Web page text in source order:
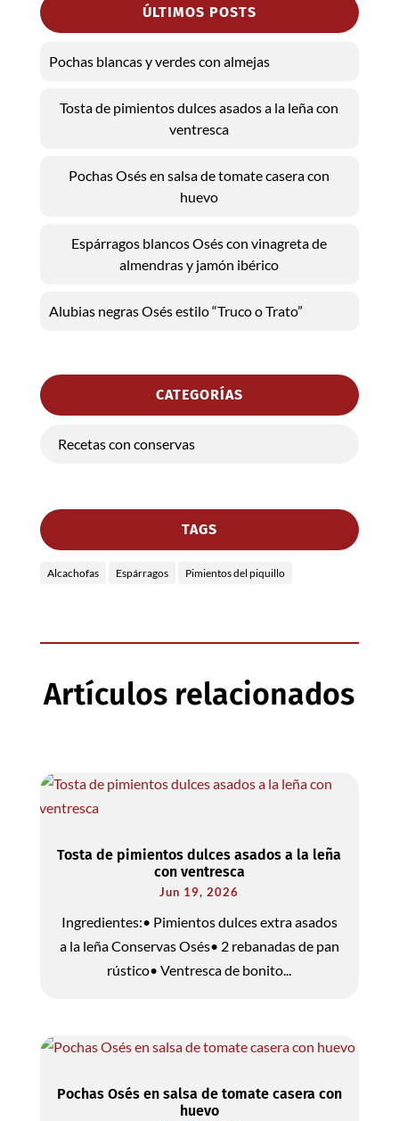
ÚLTIMOS POSTS
Pochas blancas y verdes con almejas
Tosta de pimientos dulces asados a la leña con
ventresca
Pochas Osés en salsa de tomate casera con
huevo
Espárragos blancos Osés con vinagreta de
almendras y jamón ibérico
Alubias negras Osés estilo “Truco o Trato”
CATEGORÍAS
Recetas con conservas
TAGS
Alcachofas Espárragos Pimientos del piquillo
Artículos relacionados
Tosta de pimientos dulces asados a la leña
con ventresca
Jun 19, 2026
Ingredientes:• Pimientos dulces extra asados
a la leña Conservas Osés• 2 rebanadas de pan
rústico• Ventresca de bonito...
Pochas Osés en salsa de tomate casera con
huevo